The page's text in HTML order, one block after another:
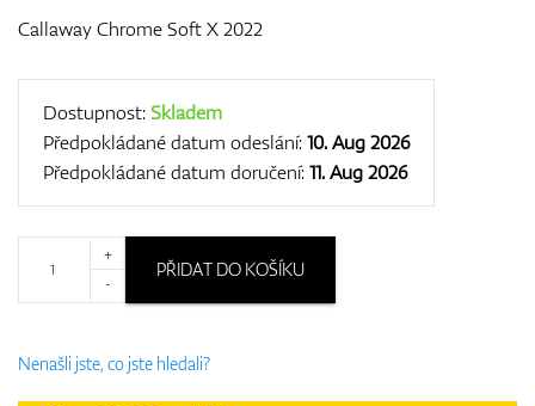
Dárkové poukazy
Callaway Chrome Soft X 2022
Dostupnost:Skladem
Předpokládané datum odeslání:10. Aug 2026
Předpokládané datum doručení:11. Aug 2026
+
-
PŘIDAT DO KOŠÍKU
Nenašli jste, co jste hledali?